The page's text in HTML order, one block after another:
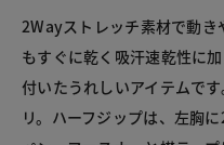
2Wayストレッチ素材で動
もすぐに乾く吸汗速乾性に
付いたうれしいアイテムで
リ。ハーフジップは、左胸